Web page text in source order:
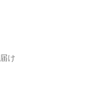
ス コンセントガ
ブル隠し コンセン
ト かじる コード 噛
け